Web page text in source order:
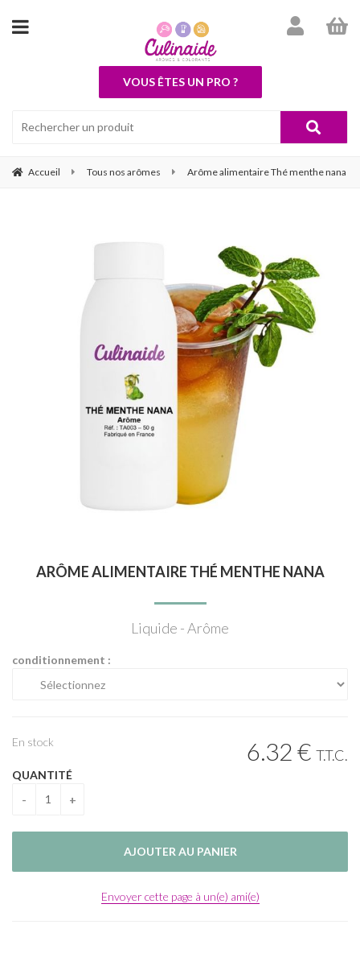
VOUS ÊTES UN PRO ?
Accueil Tous nos arômes Arôme alimentaire Thé menthe nana
ARÔME ALIMENTAIRE THÉ MENTHE NANA
Liquide - Arôme
conditionnement :
6.32€ T.T.C.
En stock
QUANTITÉ
Envoyer cette page à un(e) ami(e)